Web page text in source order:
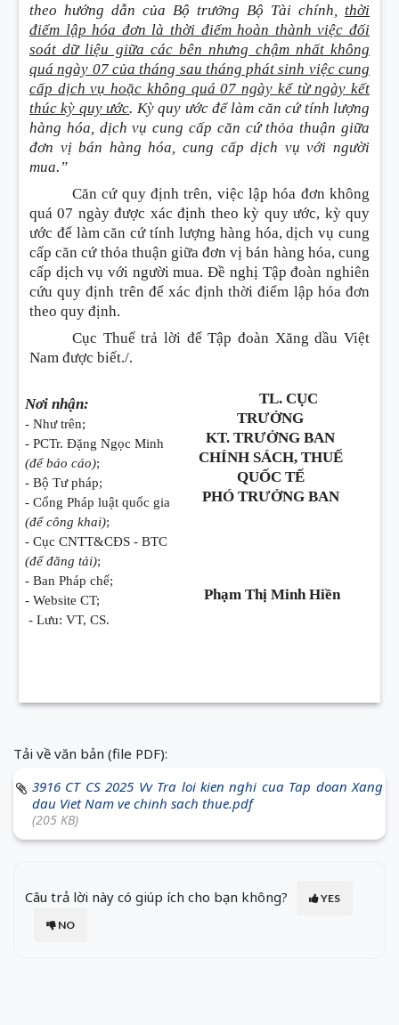
theo hướng dẫn của Bộ trưởng Bộ Tài chính, thời
điểm lập hóa đơn là thời điểm hoàn thành việc đối
soát dữ liệu giữa các bên nhưng chậm nhất không
quá ngày 07 của tháng sau tháng phát sinh việc cung
cấp dịch vụ hoặc không quá 07 ngày kể từ ngày kết
thúc kỳ quy ước. Kỳ quy ước để làm căn cứ tính lượng
hàng hóa, dịch vụ cung cấp căn cứ thỏa thuận giữa
đơn vị bán hàng hóa, cung cấp dịch vụ với người
mua.”
Căn cứ quy định trên, việc lập hóa đơn không
quá 07 ngày được xác định theo kỳ quy ước, kỳ quy
ước để làm căn cứ tính lượng hàng hóa, dịch vụ cung
cấp căn cứ thỏa thuận giữa đơn vị bán hàng hóa, cung
cấp dịch vụ với người mua. Đề nghị Tập đoàn nghiên
cứu quy định trên để xác định thời điểm lập hóa đơn
theo quy định.
Cục Thuế trả lời để Tập đoàn Xăng dầu Việt
Nam được biết./.
Nơi nhận:
- Như trên;
- PCTr. Đặng Ngọc Minh
(để báo cáo);
- Bộ Tư pháp;
- Cổng Pháp luật quốc gia
(để công khai);
- Cục CNTT&CĐS - BTC
(để đăng tải);
- Ban Pháp chế;
- Website CT;
- Lưu: VT, CS.
TL. CỤC
TRƯỞNG
KT. TRƯỞNG BAN
CHÍNH SÁCH, THUẾ
QUỐC TẾ
PHÓ TRƯỞNG BAN
Phạm Thị Minh Hiền
Tải về văn bản (file PDF):
3916 CT CS 2025 Vv Tra loi kien nghi cua Tap doan Xang
dau Viet Nam ve chinh sach thue.pdf
(205 KB)
Câu trả lời này có giúp ích cho bạn không?
YES
NO